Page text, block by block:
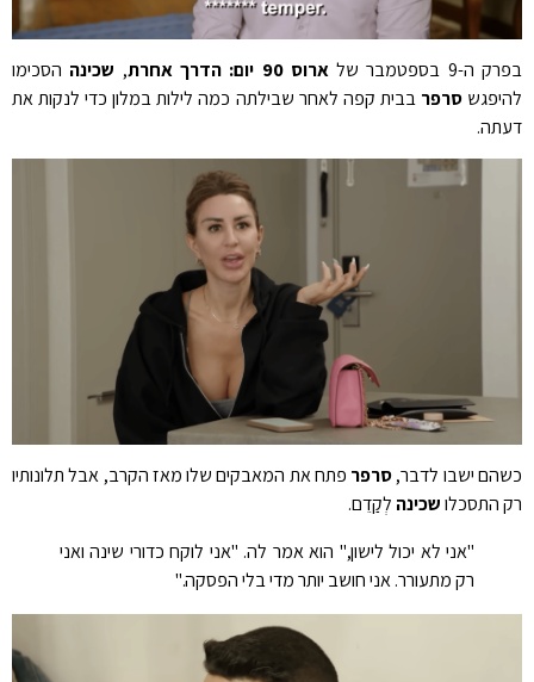
ה-9 בספטמבר של ארוס 90 יום: הדרך אחרת ,שכינההסכימו
סרפרבבית קפה לאחר שבילתה כמה לילות במלון כדי לנקות את
ישבו לדבר,סרפרפתח את המאבקים שלו מאז הקרב, אבל תלונותיו
התסכלושכינהלְקַדֵם.
"אני לא יכול לישון," הוא אמר לה. "אני לוקח כדורי שינה ואני
רק מתעורר. אני חושב יותר מדי בלי הפסקה."